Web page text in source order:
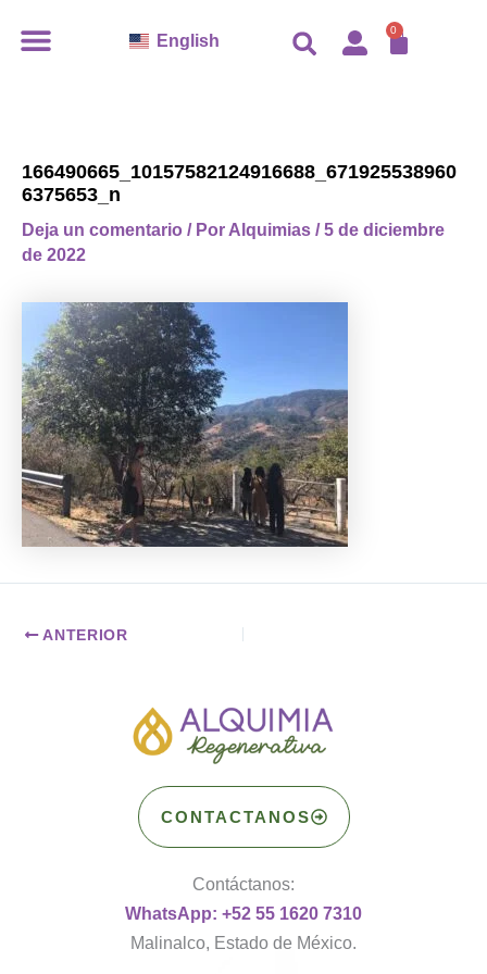
English 0
166490665_10157582124916688_671925538960
6375653_n
Deja un comentario / Por Alquimias /5 de diciembre
de 2022
ANTERIOR
CONTACTANOS
Contáctanos:
WhatsApp: +52 55 1620 7310
Malinalco, Estado de México.